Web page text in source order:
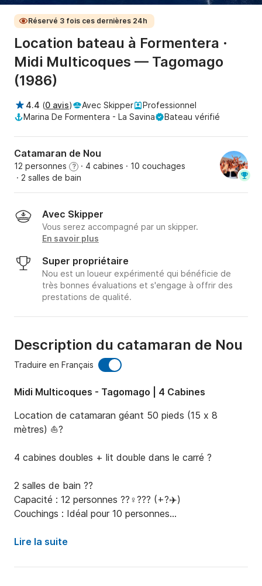
Réservé 3 fois ces dernières 24h
Location bateau à Formentera ·
Midi Multicoques — Tagomago
(1986)
4.4 (0 avis) Avec Skipper
Professionnel
Marina De Formentera - La Savina
Bateau vérifié
Catamaran de Nou
12 personnes ? · 4 cabines · 10 couchages
· 2 salles de bain
Avec Skipper
Vous serez accompagné par un skipper.
En savoir plus
Super propriétaire
Nou est un loueur expérimenté qui bénéficie de
très bonnes évaluations et s'engage à offrir des
prestations de qualité.
Description du catamaran de Nou
Traduire en Français
Midi Multicoques - Tagomago | 4 Cabines
Location de catamaran géant 50 pieds (15 x 8
mètres) ⛵️?️
4 cabines doubles + lit double dans le carré ?️
2 salles de bain ??
Capacité : 12 personnes ??‍♀️??‍? (+?‍✈️)
Couchings : Idéal pour 10 personnes
Durée de la croisière : 8 heures
Départ : Ibiza/Formentera ?️
Lire la suite